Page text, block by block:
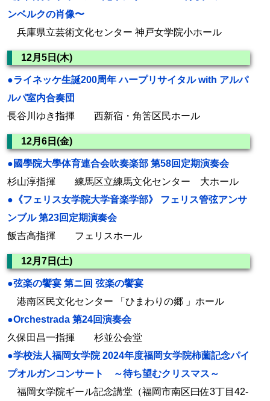
ンベルクの肖像〜
兵庫県立芸術文化センター 神戸女学院小ホール
12月5日(木)
●ライネッケ生誕200周年 ハープリサイタル with アルパ
ルパ室内合奏団
長谷川ゆき指揮 西新宿・角筈区民ホール
12月6日(金)
●國學院大學体育連合会吹奏楽部 第58回定期演奏会
杉山淳指揮 練馬区立練馬文化センター 大ホール
●《フェリス女学院大学音楽学部》 フェリス管弦アンサ
ンブル 第23回定期演奏会
飯吉高指揮 フェリスホール
12月7日(土)
●弦楽の饗宴 第ニ回 弦楽の饗宴
港南区民文化センター 「ひまわりの郷 」ホール
●Orchestrada 第24回演奏会
久保田昌一指揮 杉並公会堂
●学校法人福岡女学院 2024年度福岡女学院柿薗記念パイ
プオルガンコンサート ～待ち望むクリスマス～
福岡女学院ギール記念講堂（福岡市南区曰佐3丁目42-